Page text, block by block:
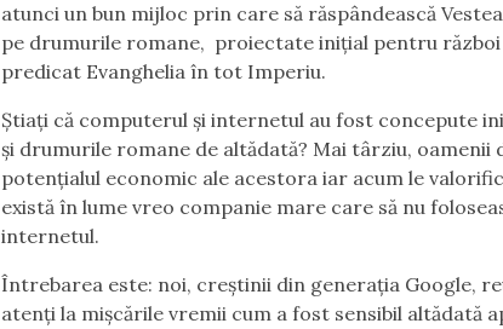
atunci un bun mijloc prin care să răspândească
pe drumurile romane, proiectate inițial pentru război
predicat Evanghelia în tot Imperiu.
Știați că computerul și internetul au fost concepute
și drumurile romane de altădată? Mai târziu, oamenii
potențialul economic ale acestora iar acum le
există în lume vreo companie mare care să nu
internetul.
Întrebarea este: noi, creștinii din generația Google,
atenți la mișcările vremii cum a fost sensibil altădată